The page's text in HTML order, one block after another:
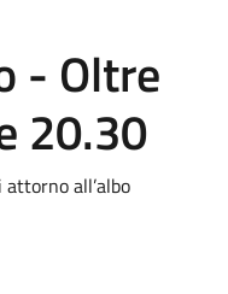
- Oltre
20.30
all’albo